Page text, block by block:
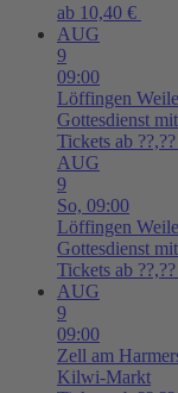
ab 10,40 €
AUG
9
09:00
Löffingen
Gottesdienst
Tickets ab
AUG
9
So, 09:00
Löffingen
Gottesdienst
Tickets ab
AUG
9
09:00
Zell am
Kilwi-Markt